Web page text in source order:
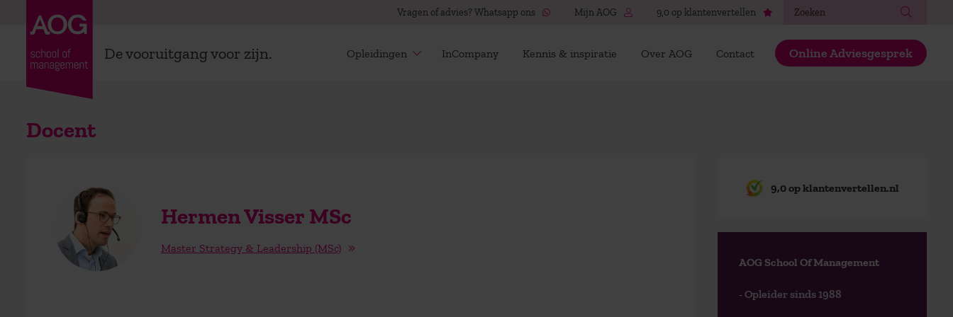
Vragen of advies? Whatsapp ons Mijn AOG 9,0 op klantenvertellen
De vooruitgang voor zijn. Opleidingen InCompany Kennis & inspiratie Over AOG Contact Online Adviesgesprek
Docent
Hermen Visser MSc
Master Strategy & Leadership (MSc)
9,0 op klantenvertellen.nl
AOG School Of Management
- Opleider sinds 1988